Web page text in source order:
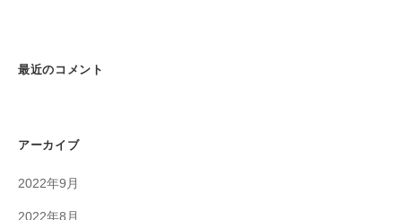
最近のコメント
アーカイブ
2022年9月
2022年8月